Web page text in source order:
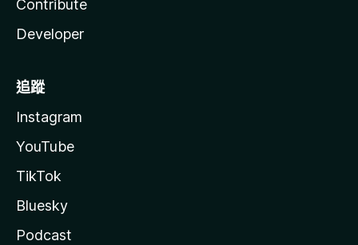
Contribute
Developer
追蹤
Instagram
YouTube
TikTok
Bluesky
Podcast